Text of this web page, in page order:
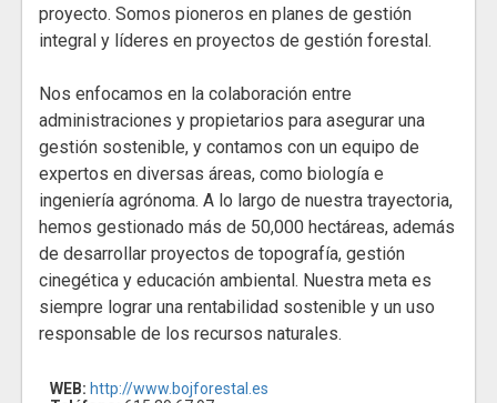
proyecto. Somos pioneros en planes de gestión
integral y líderes en proyectos de gestión forestal.
Nos enfocamos en la colaboración entre
administraciones y propietarios para asegurar una
gestión sostenible, y contamos con un equipo de
expertos en diversas áreas, como biología e
ingeniería agrónoma. A lo largo de nuestra trayectoria,
hemos gestionado más de 50,000 hectáreas, además
de desarrollar proyectos de topografía, gestión
cinegética y educación ambiental. Nuestra meta es
siempre lograr una rentabilidad sostenible y un uso
responsable de los recursos naturales.
WEB: http://www.bojforestal.es